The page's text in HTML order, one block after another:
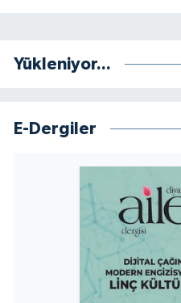
Yükleniyor...
E-Dergiler
Niğde Müftülüğü
Ordu Müftülüğü
Osmaniye Müftülüğü
Rize Müftülüğü
Sakarya Müftülüğü